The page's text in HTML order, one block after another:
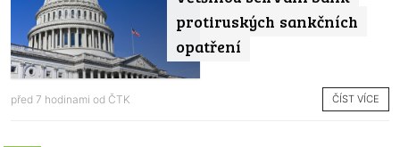
protiruských sankčních
opatření
před 7 hodinami od ČTK ČÍST VÍCE